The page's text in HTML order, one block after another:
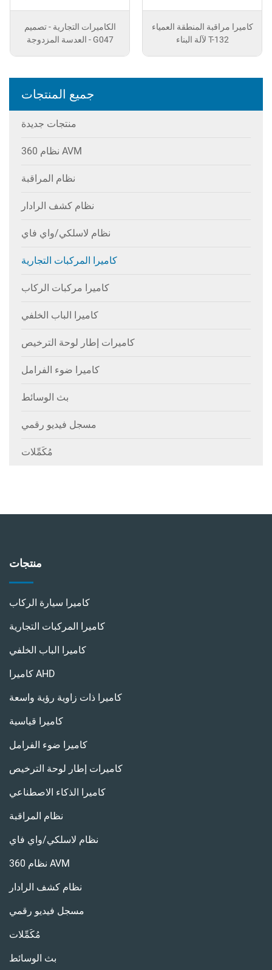
الكاميرات التجارية - تصميم
العدسة المزدوجة - G047
كاميرا مراقبة المنطقة العمياء
لآلة البناء T-132
جميع المنتجات
منتجات جديدة
نظام 360 AVM
نظام المراقبة
نظام كشف الرادار
نظام لاسلكي/واي فاي
كاميرا المركبات التجارية
كاميرا مركبات الركاب
كاميرا الباب الخلفي
كاميرات إطار لوحة الترخيص
كاميرا ضوء الفرامل
بث الوسائط
مسجل فيديو رقمي
مُكَمِّلات
منتجات
كاميرا سيارة الركاب
كاميرا المركبات التجارية
كاميرا الباب الخلفي
كاميرا AHD
كاميرا ذات زاوية رؤية واسعة
كاميرا قياسية
كاميرا ضوء الفرامل
كاميرات إطار لوحة الترخيص
كاميرا الذكاء الاصطناعي
نظام المراقبة
نظام لاسلكي/واي فاي
نظام 360 AVM
نظام كشف الرادار
مسجل فيديو رقمي
مُكَمِّلات
بث الوسائط